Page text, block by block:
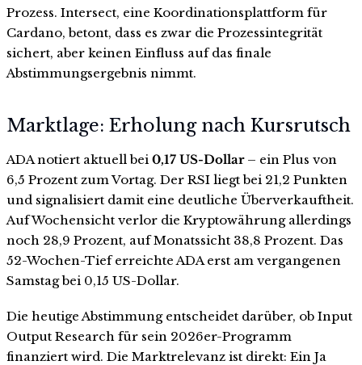
Prozess. Intersect, eine Koordinationsplattform für
Cardano, betont, dass es zwar die Prozessintegrität
sichert, aber keinen Einfluss auf das finale
Abstimmungsergebnis nimmt.
Marktlage: Erholung nach Kursrutsch
ADA notiert aktuell bei 0,17 US-Dollar– ein Plus von
6,5 Prozent zum Vortag. Der RSI liegt bei 21,2 Punkten
und signalisiert damit eine deutliche Überverkauftheit.
Auf Wochensicht verlor die Kryptowährung allerdings
noch 28,9 Prozent, auf Monatssicht 38,8 Prozent. Das
52-Wochen-Tief erreichte ADA erst am vergangenen
Samstag bei 0,15 US-Dollar.
Die heutige Abstimmung entscheidet darüber, ob Input
Output Research für sein 2026er-Programm
finanziert wird. Die Marktrelevanz ist direkt: Ein Ja